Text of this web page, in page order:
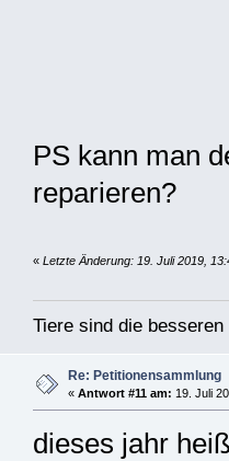
PS kann man
reparieren?
« Letzte Änderung: 19. Juli 2019,
Tiere sind die
Re: Petitionensammlung
« Antwort #11 am: 19. Juli
dieses jahr